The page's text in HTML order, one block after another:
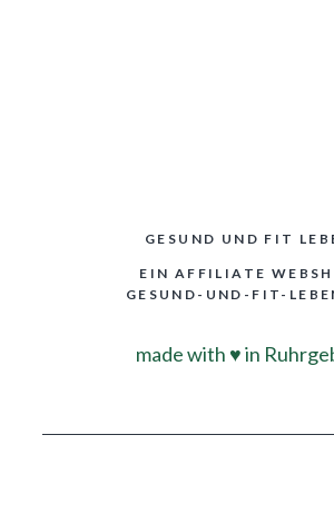
GESUND UND FIT
EIN AFFILIATE
GESUND-UND-FIT-
made with ♥in